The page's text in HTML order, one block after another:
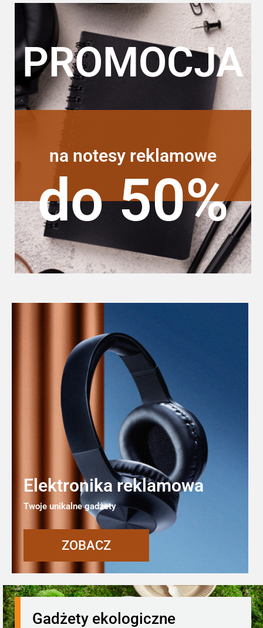
PROMOCJA
na notesy reklamowe
do 50%
Elektronika reklamowa
Twoje unikalne gadżety
ZOBACZ
Gadżety ekologiczne